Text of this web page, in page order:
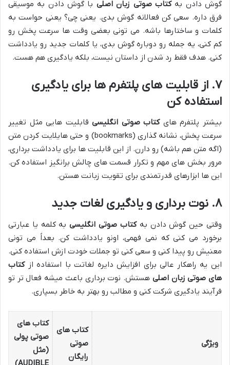
گوش دادن بهکتاب صوتی زبان اصلی با گوش دادن به موسیقی
فرق داره. سعی کن فعالانه گوش بدی. یعنی چی؟ یعنی حواست به
کلمات و ساختارها باشه. می تونی بعضی وقت ها سرعت پخش رو
کم کنی، یه جمله رو دوباره گوش بدی، یا کلمات جدید رو یادداشت
کنی. هدف فقط رد شدن از داستان نیست، بلکه یادگیری هم هست.
۷. از قابلیت های پلتفرم ها برای یادگیری
استفاده کن
بیشتر پلتفرم هایکتاب صوتی انگلیسیقابلیت هایی مثل تغییر
سرعت پخش، نشانه گذاری (bookmarks) و حتی هایلایت کردن متن
(اگه متن هم باشه) رو دارن. از این قابلیت ها برای یادداشت برداری،
مرور بخش های مهم و تکرار قسمت های چالش برانگیز استفاده کن.
این ها ابزارهای قدرتمندی برای تقویت زبانت هستن.
۸. نوت برداری و یادگیری لغات جدید
وقتی حین گوش دادن بهکتاب صوتی انگلیسیبه کلمه یا عبارتی
برخورد می کنی که نمی فهمی، اونو یادداشت کن. بعداً می تونی
معنیش رو پیدا کنی و سعی کنی تو جملات خودت ازش استفاده کنی.
این یه راهکار عالی برای افزایش دایره لغاتت با استفاده ازکتاب
های صوتی زبان اصلی هستش. نوت برداری باعث میشه فعال تر تو
فرآیند یادگیری شرکت کنی و مطالب رو بهتر به خاطر بسپاری.
ویژگی
کتاب های
صوتی
رایگان
کتاب های
صوتی پولی
(مثل